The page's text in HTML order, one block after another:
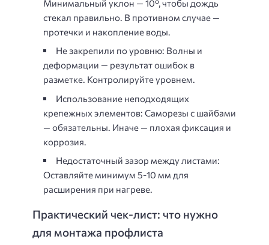
Минимальный уклон — 10°, чтобы дождь
стекал правильно. В противном случае —
протечки и накопление воды.
Не закрепили по уровню: Волны и
деформации — результат ошибок в
разметке. Контролируйте уровнем.
Использование неподходящих
крепежных элементов: Саморезы с шайбами
— обязательны. Иначе — плохая фиксация и
коррозия.
Недостаточный зазор между листами:
Оставляйте минимум 5-10 мм для
расширения при нагреве.
Практический чек-лист: что нужно
для монтажа профлиста